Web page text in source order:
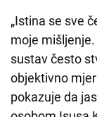
„Istina se sve
moje
sustav često
objektivno
pokazuje da